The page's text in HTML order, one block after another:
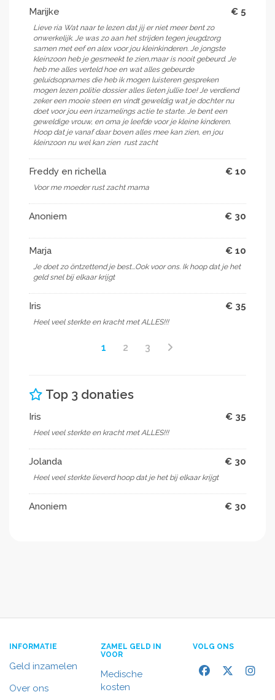
Marijke € 5
Lieve ria Wat naar te lezen dat jij er niet meer bent zo
onwerkelijk. Je was zo aan het strijden tegen jeugdzorg
samen met eef en alex voor jou kleinkinderen. Je jongste
kleinzoon heb je gesmeekt te zien,maar is nooit gebeurd. Je
heb me alles verteld hoe en wat alles gebeurde
geluidsopnames die heb ik mogen luisteren gespreken
mogen lezen politie dossier alles lieten jullie toe! Je verdiend
zeker een mooie steen en vindt geweldig wat je dochter nu
doet voor jou een inzamelings actie te starte. Je bent een
geweldige vrouw, en oma je leefde voor je kleine kinderen.
Hoop dat je vanaf daar boven alles mee kan zien, en jou
kleinzoon nu wel kan zien ️ rust zacht
Freddy en richella € 10
Voor me moeder rust zacht mama
Anoniem € 30
Marja € 10
Je doet zo öntzettend je best...Ook voor ons. Ik hoop dat je het
geld snel bij elkaar krijgt
Iris € 35
Heel veel sterkte en kracht met ALLES!!!
1 2 3
Top 3 donaties
Iris € 35
Heel veel sterkte en kracht met ALLES!!!
Jolanda € 30
Heel veel sterkte lieverd hoop dat je het bij elkaar krijgt
Anoniem € 30
INFORMATIE
Geld inzamelen
Over ons
ZAMEL GELD IN
VOOR
Medische
kosten
VOLG ONS